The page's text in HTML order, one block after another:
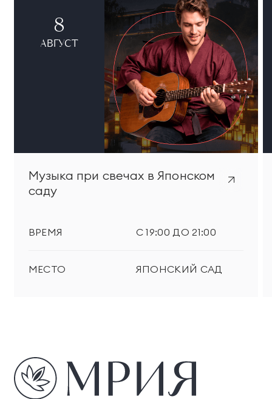
8
АВГУСТ
Музыка при свечах в Японском
саду
ВРЕМЯ С 19:00 ДО 21:00
МЕСТО ЯПОНСКИЙ САД